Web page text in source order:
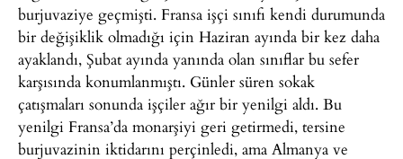
burjuvaziye geçmişti. Fransa işçi sınıfı kendi durumunda
bir değişiklik olmadığı için Haziran ayında bir kez daha
ayaklandı, Şubat ayında yanında olan sınıflar bu sefer
karşısında konumlanmıştı. Günler süren sokak
çatışmaları sonunda işçiler ağır bir yenilgi aldı. Bu
yenilgi Fransa’da monarşiyi geri getirmedi, tersine
burjuvazinin iktidarını perçinledi, ama Almanya ve